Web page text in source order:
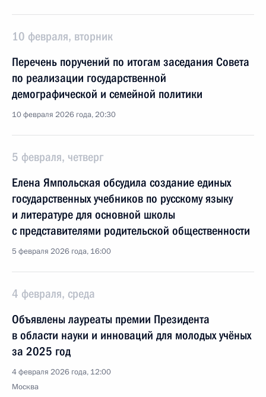
10 февраля, вторник
Перечень поручений по итогам заседания Совета
по реализации государственной
демографической и семейной политики
10 февраля 2026 года, 20:30
5 февраля, четверг
Елена Ямпольская обсудила создание единых
государственных учебников по русскому языку
и литературе для основной школы
с представителями родительской общественности
5 февраля 2026 года, 16:00
4 февраля, среда
Объявлены лауреаты премии Президента
в области науки и инноваций для молодых учёных
за 2025 год
4 февраля 2026 года, 12:00
Москва